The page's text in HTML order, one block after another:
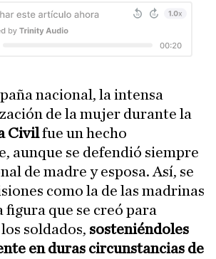
nacional, la intensa
de la mujer durante la
Civilfue un hecho
aunque se defendió siempre
de madre y esposa. Así, se
como la de las madrinas
figura que se creó para
soldados, sosteniéndoles
en duras circunstancias de